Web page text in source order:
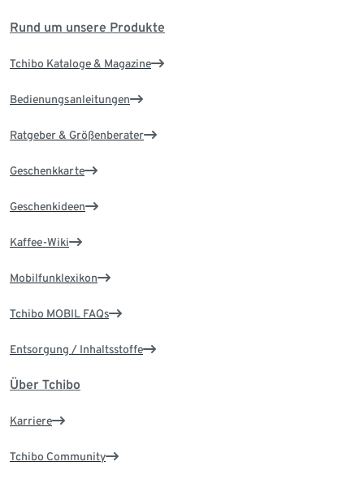
Rund um unsere Produkte
Tchibo Kataloge & Magazine
Bedienungsanleitungen
Ratgeber & Größenberater
Geschenkkarte
Geschenkideen
Kaffee-Wiki
Mobilfunklexikon
Tchibo MOBIL FAQs
Entsorgung / Inhaltsstoffe
Über Tchibo
Karriere
Tchibo Community